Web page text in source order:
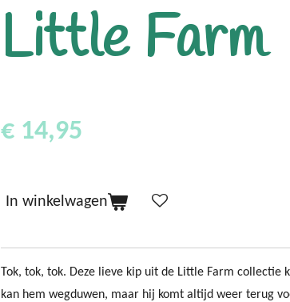
Little Farm
€ 14,95
In winkelwagen
Tok, tok, tok. Deze lieve kip uit de Little Farm collectie
kan hem wegduwen, maar hij komt altijd weer terug